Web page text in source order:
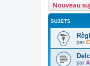
Nouveau
SUJETS
par
par